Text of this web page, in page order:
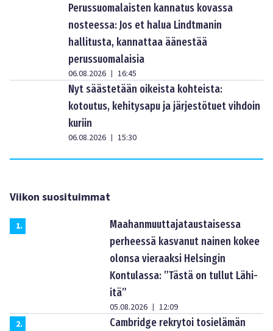
Perussuomalaisten kannatus kovassa
nosteessa: Jos et halua Lindtmanin
hallitusta, kannattaa äänestää
perussuomalaisia
06.08.2026 | 16:45
Nyt säästetään oikeista kohteista:
kotoutus, kehitysapu ja järjestötuet vihdoin
kuriin
06.08.2026 | 15:30
Viikon suosituimmat
1.
Maahanmuuttajataustaisessa
perheessä kasvanut nainen kokee
olonsa vieraaksi Helsingin
Kontulassa: ”Tästä on tullut Lähi-
itä”
05.08.2026 | 12:09
2. Cambridge rekrytoi tosielämän